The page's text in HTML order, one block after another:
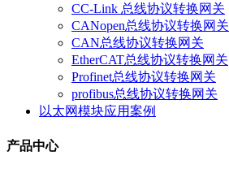
CC-Link 总线协议转换网关
CANopen总线协议转换网关
CAN总线协议转换网关
EtherCAT总线协议转换网关
Profinet总线协议转换网关
profibus总线协议转换网关
以太网模块应用案例
产品中心